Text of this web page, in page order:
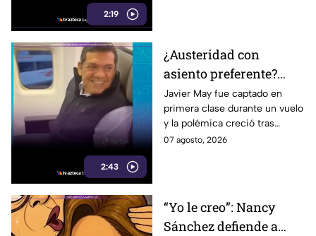
2:19
2:43
¿Austeridad con
asiento preferente?
Captan a Javier May
sonriente en primera
clase y Morena le “jala
las orejas”
Javier May fue captado en
primera clase durante un vuelo
y la polémica creció tras
imágenes de un presunto reloj
07 agosto, 2026
“Yo le creo”: Nancy
Sánchez defiende a